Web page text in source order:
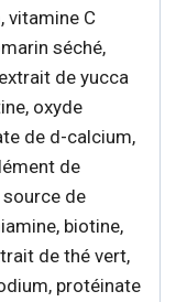
vitamine C
séché,
de yucca
oxyde
de d-calcium,
de
de
biotine,
de thé vert,
protéinate